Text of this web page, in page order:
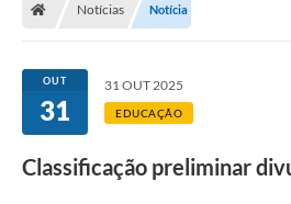
Licitações / PCA
Transparência
Notícias Notícia
OUT
31
31 OUT 2025
EDUCAÇÃO
Classificação preliminar